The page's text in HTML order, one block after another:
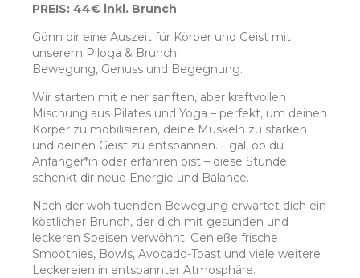
PREIS: 44€ inkl. Brunch
Gönn dir eine Auszeit für Körper und Geist mit
unserem Piloga & Brunch!
Bewegung, Genuss und Begegnung.
Wir starten mit einer sanften, aber kraftvollen
Mischung aus Pilates und Yoga – perfekt, um deinen
Körper zu mobilisieren, deine Muskeln zu stärken
und deinen Geist zu entspannen. Egal, ob du
Anfänger*in oder erfahren bist – diese Stunde
schenkt dir neue Energie und Balance.
Nach der wohltuenden Bewegung erwartet dich ein
köstlicher Brunch, der dich mit gesunden und
leckeren Speisen verwöhnt. Genieße frische
Smoothies, Bowls, Avocado-Toast und viele weitere
Leckereien in entspannter Atmosphäre.